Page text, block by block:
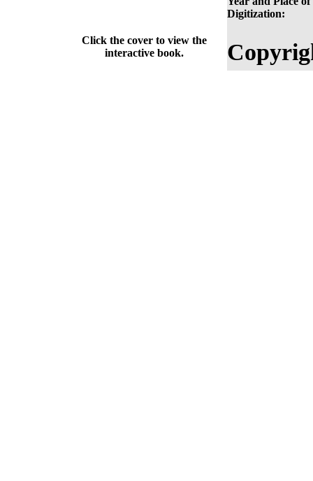
Digitization:
Click the cover to view the
interactive book.